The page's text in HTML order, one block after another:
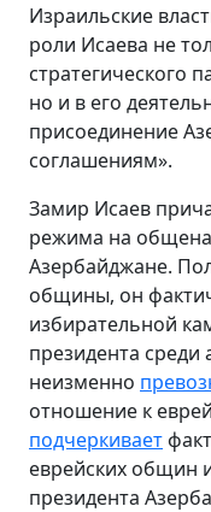
Израильские
роли Исаева не
стратегического
но и в его
присоединение
соглашениям».
Замир Исаев
режима на
Азербайджане.
общины, он
избирательной
президента среди
неизменно
отношение к
подчеркивает
еврейских общин
президента